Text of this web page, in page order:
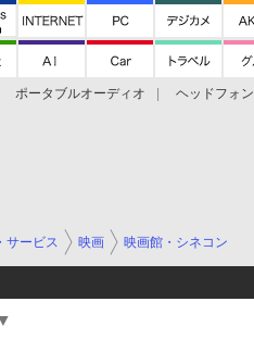
ポータブルオーディオ ヘッドフォン
サービス 映画 映画館・シネコン